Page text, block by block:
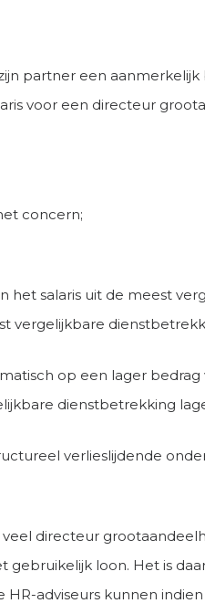
partner een
voor een directeur
concern;
het salaris uit de meest
vergelijkbare
op een lager
dienstbetrekking
verlieslijdende
directeur
loon. Het is
HR-adviseurs kunnen